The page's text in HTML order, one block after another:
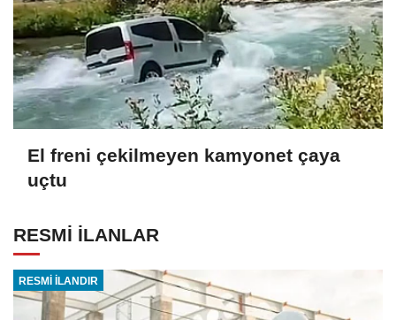
El freni çekilmeyen kamyonet çaya
uçtu
RESMİ İLANLAR
RESMİ İLANDIR